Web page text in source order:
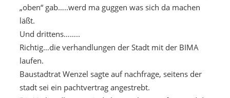
„oben“ gab…..werd ma guggen was sich da machen
läßt.
Und drittens……..
Richtig…die verhandlungen der Stadt mit der BIMA
laufen.
Baustadtrat Wenzel sagte auf nachfrage, seitens der
stadt sei ein pachtvertrag angestrebt.